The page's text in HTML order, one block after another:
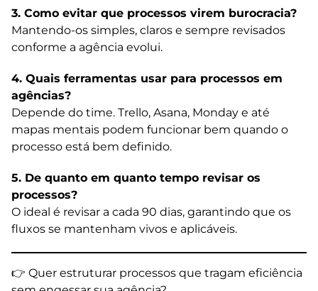
3. Como evitar que processos virem burocracia?
Mantendo-os simples, claros e sempre revisados
conforme a agência evolui.
4. Quais ferramentas usar para processos em
agências?
Depende do time. Trello, Asana, Monday e até
mapas mentais podem funcionar bem quando o
processo está bem definido.
5. De quanto em quanto tempo revisar os
processos?
O ideal é revisar a cada 90 dias, garantindo que os
fluxos se mantenham vivos e aplicáveis.
👉 Quer estruturar processos que tragam eficiência